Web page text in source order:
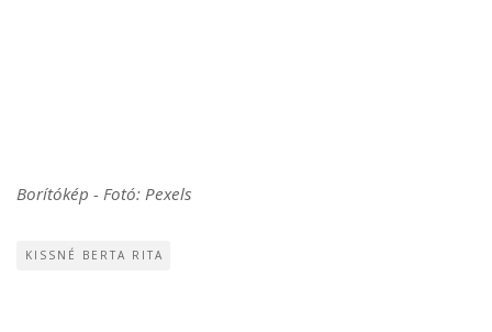
Borítókép - Fotó: Pexels
KISSNÉ BERTA RITA